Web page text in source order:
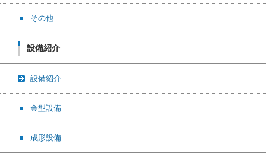
その他
設備紹介
設備紹介
金型設備
成形設備